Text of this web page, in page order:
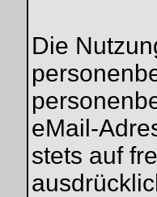
Die
eMail-
stets auf